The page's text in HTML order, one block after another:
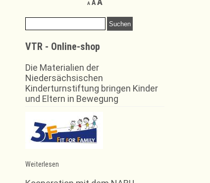
Afont
A
size.
size.
Suchen
nach:
VTR - Online-shop
Die Materialien der
Niedersächsischen
Kinderturnstiftung bringen Kinder
und Eltern in Bewegung
Weiterlesen
Philipp